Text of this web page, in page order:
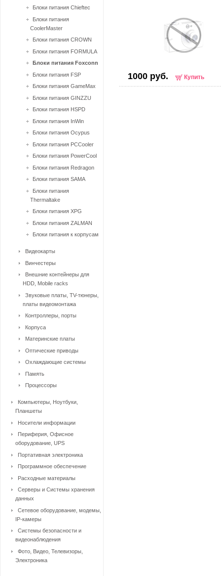
1000 руб. Купить
Блоки питания Chieftec
Блоки питания
CoolerMaster
Блоки питания CROWN
Блоки питания FORMULA
Блоки питания Foxconn
Блоки питания FSP
Блоки питания GameMax
Блоки питания GINZZU
Блоки питания HSPD
Блоки питания InWin
Блоки питания Ocypus
Блоки питания PCCooler
Блоки питания PowerCool
Блоки питания Redragon
Блоки питания SAMA
Блоки питания
Thermaltake
Блоки питания XPG
Блоки питания ZALMAN
Блоки питания к корпусам
Видеокарты
Винчестеры
Внешние контейнеры для
HDD, Mobile racks
Звуковые платы, TV-тюнеры,
платы видеомонтажа
Контроллеры, порты
Корпуса
Материнские платы
Оптические приводы
Охлаждающие системы
Память
Процессоры
Компьютеры, Ноутбуки,
Планшеты
Носители информации
Периферия, Офисное
оборудование, UPS
Портативная электроника
Программное обеспечение
Расходные материалы
Серверы и Системы хранения
данных
Сетевое оборудование, модемы,
IP-камеры
Системы безопасности и
видеонаблюдения
Фото, Видео, Телевизоры,
Электроника